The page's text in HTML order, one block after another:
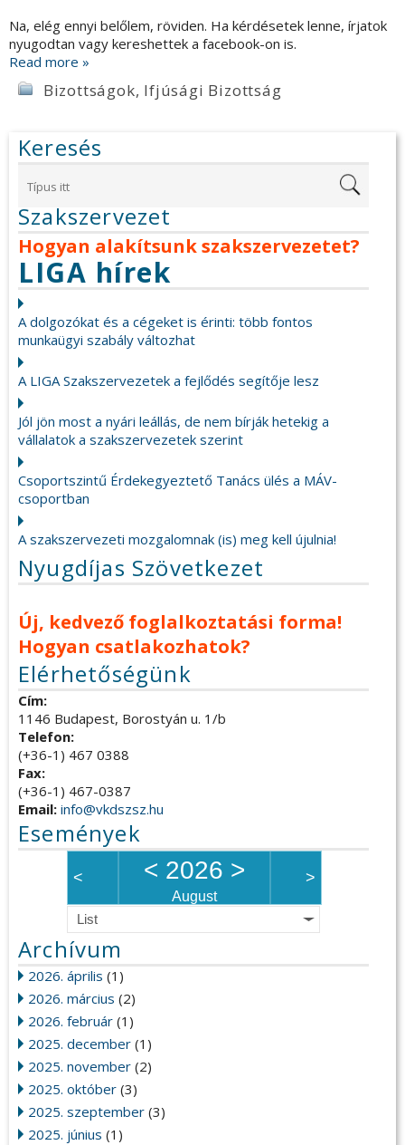
Na, elég ennyi belőlem, röviden. Ha kérdésetek lenne, írjatok
nyugodtan vagy kereshettek a facebook-on is.
Read more »
Bizottságok, Ifjúsági Bizottság
Keresés
Szakszervezet
Hogyan alakítsunk szakszervezetet?
LIGA hírek
A dolgozókat és a cégeket is érinti: több fontos
munkaügyi szabály változhat
A LIGA Szakszervezetek a fejlődés segítője lesz
Jól jön most a nyári leállás, de nem bírják hetekig a
vállalatok a szakszervezetek szerint
Csoportszintű Érdekegyeztető Tanács ülés a MÁV-
csoportban
A szakszervezeti mozgalomnak (is) meg kell újulnia!
Nyugdíjas Szövetkezet
Új, kedvező foglalkoztatási forma!
Hogyan csatlakozhatok?
Elérhetőségünk
Cím:
1146 Budapest, Borostyán u. 1/b
Telefon:
(+36-1) 467 0388
Fax:
(+36-1) 467-0387
Email: info@vkdszsz.hu
Események
< < 2026 >
August
>
List
Archívum
2026. április (1)
2026. március (2)
2026. február (1)
2025. december (1)
2025. november (2)
2025. október (3)
2025. szeptember (3)
2025. június (1)